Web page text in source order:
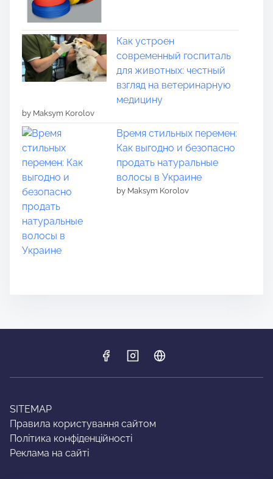
Как устроен
современный госпиталь
для животных: честный
взгляд на ветеринарную
медицину
by Maksym Korolov
Время стильных перемен:
Как выгодно и безопасно
продать натуральные
волосы в Украине
by Maksym Korolov
SITEMAP
Правила користування сайтом
Політика конфіденційності
Реклама на сайті